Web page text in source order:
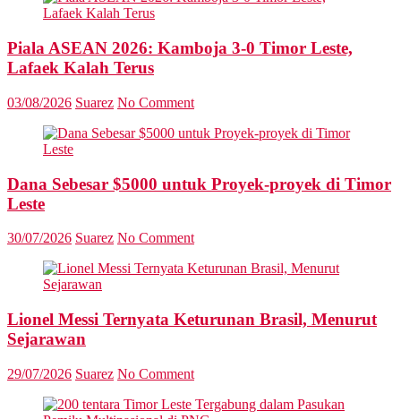
Piala ASEAN 2026: Kamboja 3-0 Timor Leste,
Lafaek Kalah Terus
03/08/2026 Suarez No Comment
Dana Sebesar $5000 untuk Proyek-proyek di Timor
Leste
30/07/2026 Suarez No Comment
Lionel Messi Ternyata Keturunan Brasil, Menurut
Sejarawan
29/07/2026 Suarez No Comment